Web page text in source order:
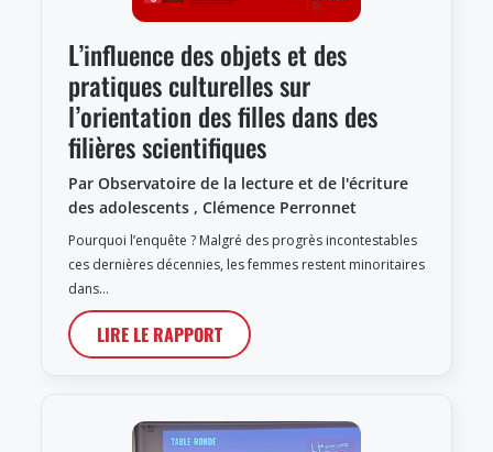
L’influence des objets et des
pratiques culturelles sur
l’orientation des filles dans des
filières scientifiques
Par Observatoire de la lecture et de l'écriture
des adolescents , Clémence Perronnet
Pourquoi l’enquête ? Malgré des progrès incontestables
ces dernières décennies, les femmes restent minoritaires
dans…
LIRE LE RAPPORT